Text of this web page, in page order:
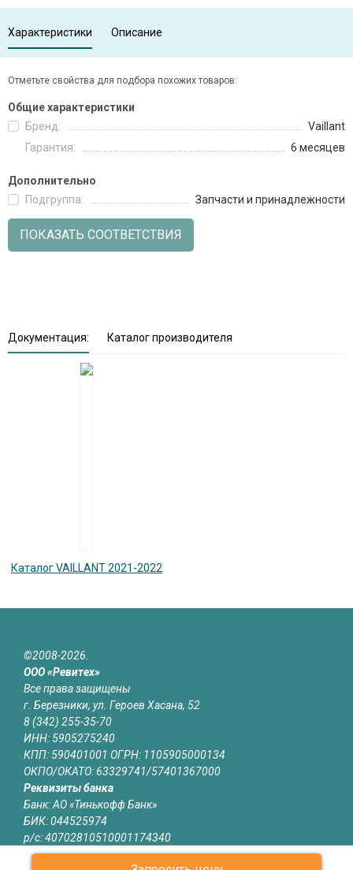
Характеристики Описание
Отметьте свойства для подбора похожих товаров:
Общие характеристики
Бренд:
Vaillant
Гарантия:
6 месяцев
Дополнительно
Подгруппа:
Запчасти и принадлежности
ПОКАЗАТЬ СООТВЕТСТВИЯ
Документация: Каталог производителя
Каталог VAILLANT 2021-2022
©2008-2026.
ООО «Ревитех»
Все права защищены
г. Березники, ул. Героев Хасана, 52
8 (342) 255-35-70
ИНН: 5905275240
КПП: 590401001 ОГРН: 1105905000134
ОКПО/ОКАТО: 63329741/57401367000
Реквизиты банка
Банк: АО «Тинькофф Банк»
БИК: 044525974
р/с: 40702810510001174340
к/с: 30101810145250000974